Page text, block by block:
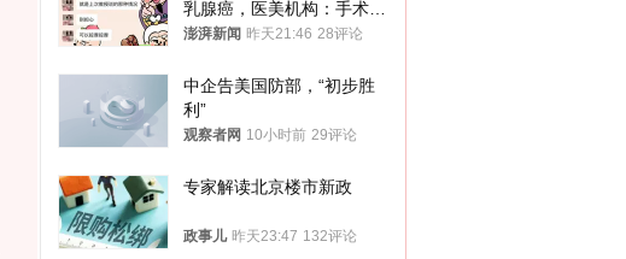
乳腺癌，医美机构：手术不
可能引发癌症，建议走司法
澎湃新闻 昨天21:46 28评论
中企告美国防部，“初步胜
利”
观察者网 10小时前 29评论
专家解读北京楼市新政
政事儿 昨天23:47 132评论